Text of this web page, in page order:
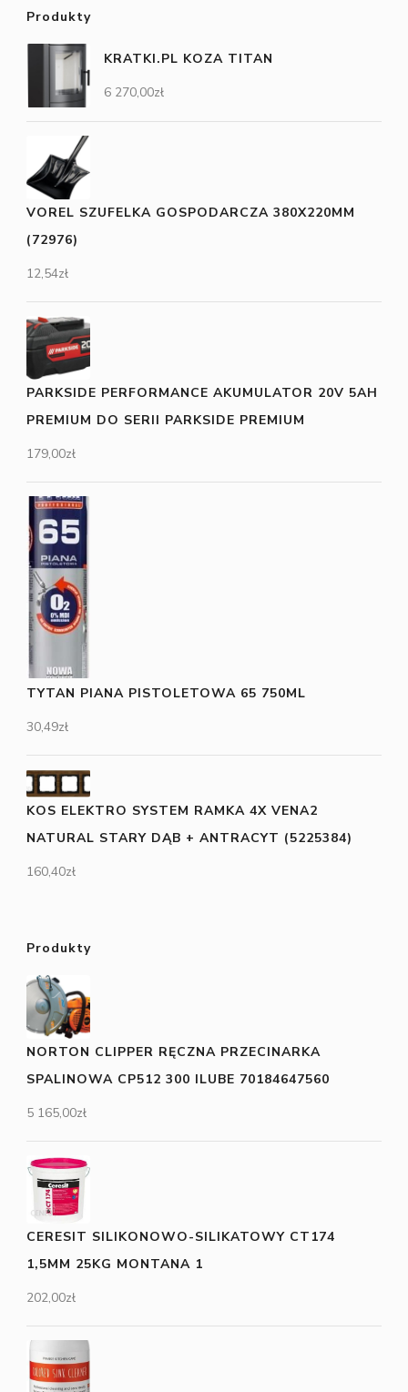
Produkty
KRATKI.PL KOZA TITAN
6 270,00zł
VOREL SZUFELKA GOSPODARCZA 380X220MM
(72976)
12,54zł
PARKSIDE PERFORMANCE AKUMULATOR 20V 5AH
PREMIUM DO SERII PARKSIDE PREMIUM
179,00zł
TYTAN PIANA PISTOLETOWA 65 750ML
30,49zł
KOS ELEKTRO SYSTEM RAMKA 4X VENA2
NATURAL STARY DĄB + ANTRACYT (5225384)
160,40zł
Produkty
NORTON CLIPPER RĘCZNA PRZECINARKA
SPALINOWA CP512 300 ILUBE 70184647560
5 165,00zł
CERESIT SILIKONOWO-SILIKATOWY CT174
1,5MM 25KG MONTANA 1
202,00zł